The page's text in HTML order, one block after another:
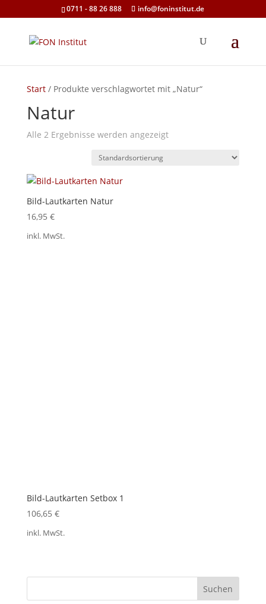
0711 - 88 26 888 info@foninstitut.de
Start/ Produkte verschlagwortet mit „Natur“
Natur
Alle 2 Ergebnisse werden angezeigt
Bild-Lautkarten Natur
16,95 €
inkl. MwSt.
Bild-Lautkarten Setbox 1
106,65 €
inkl. MwSt.